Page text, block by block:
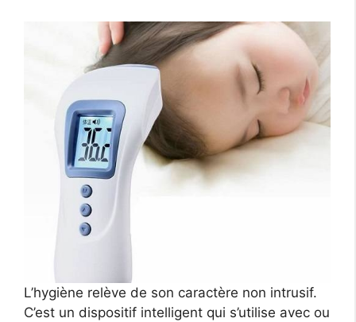
L’hygiène relève de son caractère non intrusif.
C’est un dispositif intelligent qui s’utilise avec ou